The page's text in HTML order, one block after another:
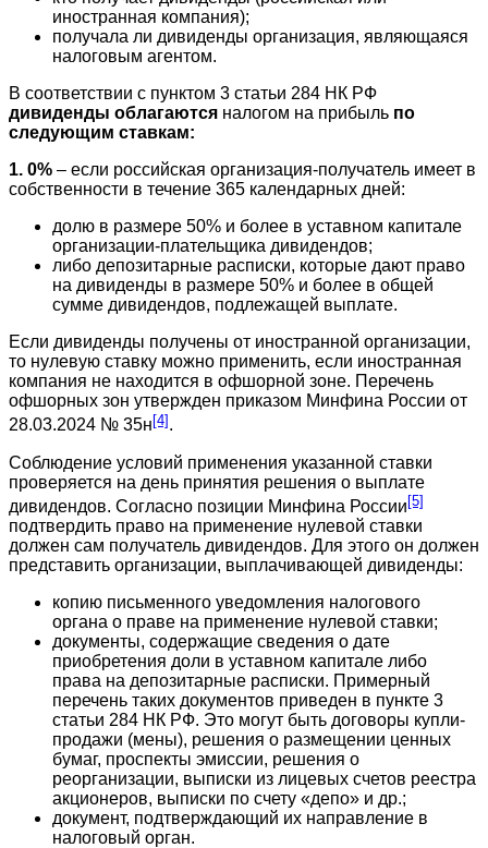
иностранная компания);
получала ли дивиденды организация, являющаяся
налоговым агентом.
В соответствии с пунктом 3 статьи 284 НК РФ
дивиденды облагаются налогом на прибыль по
следующим ставкам:
1. 0% – если российская организация-получатель имеет в
собственности в течение 365 календарных дней:
долю в размере 50% и более в уставном капитале
организации-плательщика дивидендов;
либо депозитарные расписки, которые дают право
на дивиденды в размере 50% и более в общей
сумме дивидендов, подлежащей выплате.
Если дивиденды получены от иностранной организации,
то нулевую ставку можно применить, если иностранная
компания не находится в офшорной зоне. Перечень
офшорных зон утвержден приказом Минфина России от
28.03.2024 № 35н[4].
Соблюдение условий применения указанной ставки
проверяется на день принятия решения о выплате
дивидендов. Согласно позиции Минфина России[5]
подтвердить право на применение нулевой ставки
должен сам получатель дивидендов. Для этого он должен
представить организации, выплачивающей дивиденды:
копию письменного уведомления налогового
органа о праве на применение нулевой ставки;
документы, содержащие сведения о дате
приобретения доли в уставном капитале либо
права на депозитарные расписки. Примерный
перечень таких документов приведен в пункте 3
статьи 284 НК РФ. Это могут быть договоры купли-
продажи (мены), решения о размещении ценных
бумаг, проспекты эмиссии, решения о
реорганизации, выписки из лицевых счетов реестра
акционеров, выписки по счету «депо» и др.;
документ, подтверждающий их направление в
налоговый орган.